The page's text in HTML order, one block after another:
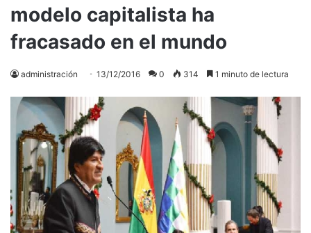
modelo capitalista ha
fracasado en el mundo
administración 13/12/2016 0 314 1 minuto de lectura